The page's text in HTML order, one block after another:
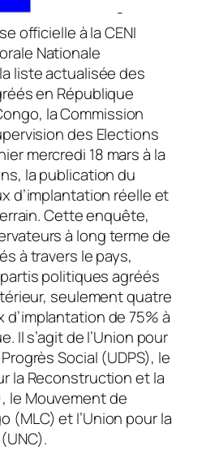
-
officielle à la CENI
Nationale
liste actualisée des
en République
la Commission
des Elections
mercredi 18 mars à la
la publication du
d’implantation réelle et
Cette enquête,
à long terme de
à travers le pays,
politiques agréés
seulement quatre
de 75% à
Il s’agit de l’Union pour
Social (UDPS), le
la Reconstruction et la
le Mouvement de
(MLC) et l’Union pour la